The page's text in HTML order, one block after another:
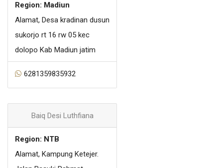
Region: Madiun
Alamat, Desa kradinan dusun
sukorjo rt 16 rw 05 kec
dolopo Kab Madiun jatim
6281359835932
Baiq Desi Luthfiana
Region: NTB
Alamat, Kampung Ketejer.